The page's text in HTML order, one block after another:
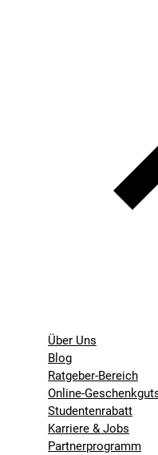
Über Uns
Blog
Ratgeber-Bereich
Online-
Studentenrabatt
Karriere & Jobs
Partnerprogramm